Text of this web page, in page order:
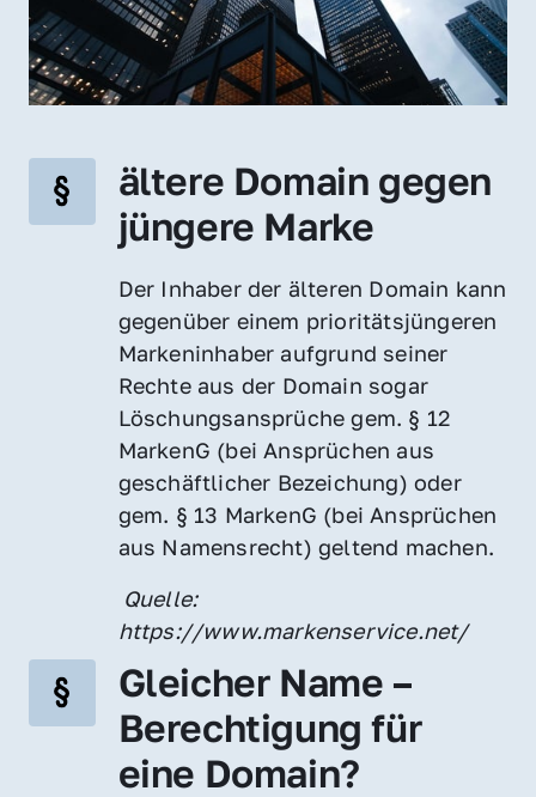
ältere Domain gegen
jüngere Marke
Der Inhaber der älteren Domain kann
gegenüber einem prioritätsjüngeren
Markeninhaber aufgrund seiner
Rechte aus der Domain sogar
Löschungsansprüche gem. § 12
MarkenG (bei Ansprüchen aus
geschäftlicher Bezeichung) oder
gem. § 13 MarkenG (bei Ansprüchen
aus Namensrecht) geltend machen.
https://www.markenservice.net/
Gleicher Name –
Berechtigung für
eine Domain?